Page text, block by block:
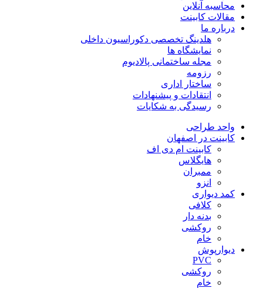
آنلاین
کابینت
ما
هلدینگ تخصصی دکوراسیون داخلی
نمایشگاه ها
مجله ساختمانی پالادیوم
ساختار اداری
انتقادات و پیشنهادات
رسیدگی به شکایات
طراحی
در اصفهان
کابینت ام دی اف
هایگلاس
ممبران
دیواری
بدنه دار
روکشی
روکشی